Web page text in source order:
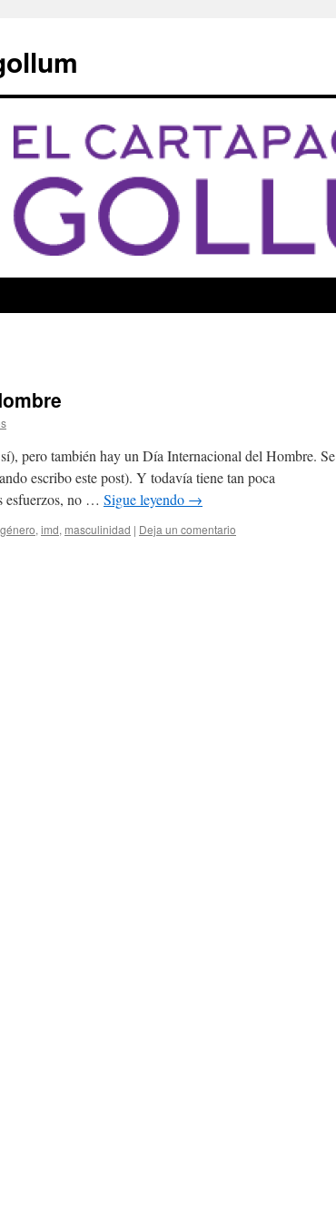
pero también hay un Día Internacional del Hombre. Se
escribo este post). Y todavía tiene tan poca
esfuerzos, no … Sigue leyendo →
género, imd, masculinidad | Deja un comentario